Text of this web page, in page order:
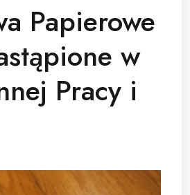
Papierowe
w
Pracy i